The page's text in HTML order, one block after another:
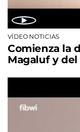
VÍDEO NOTICIAS
Comienza la
Magaluf y